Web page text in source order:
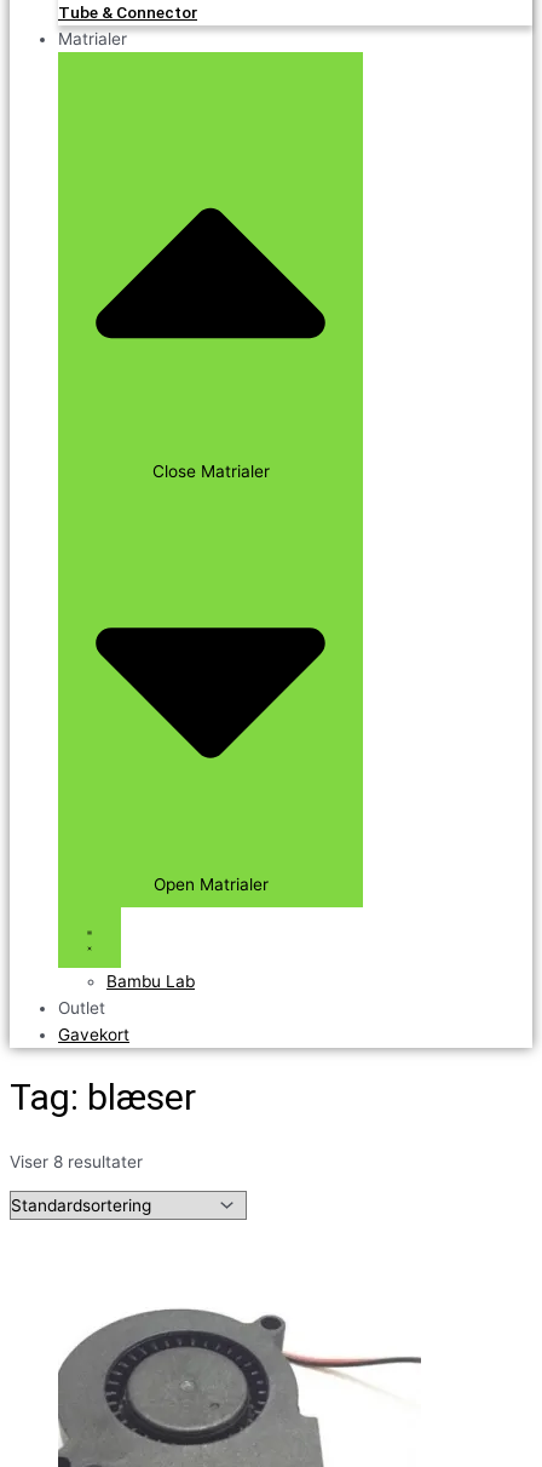
Tube & Connector
Matrialer
Close Matrialer
Open Matrialer
Bambu Lab
Outlet
Gavekort
Tag: blæser
Viser 8 resultater